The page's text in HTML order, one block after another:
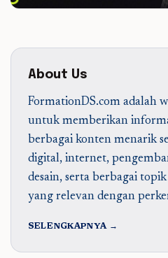
About Us
FormationDS.com adalah
untuk memberikan
berbagai konten menarik
digital, internet,
desain, serta berbagai
yang relevan dengan
SELENGKAPNYA →